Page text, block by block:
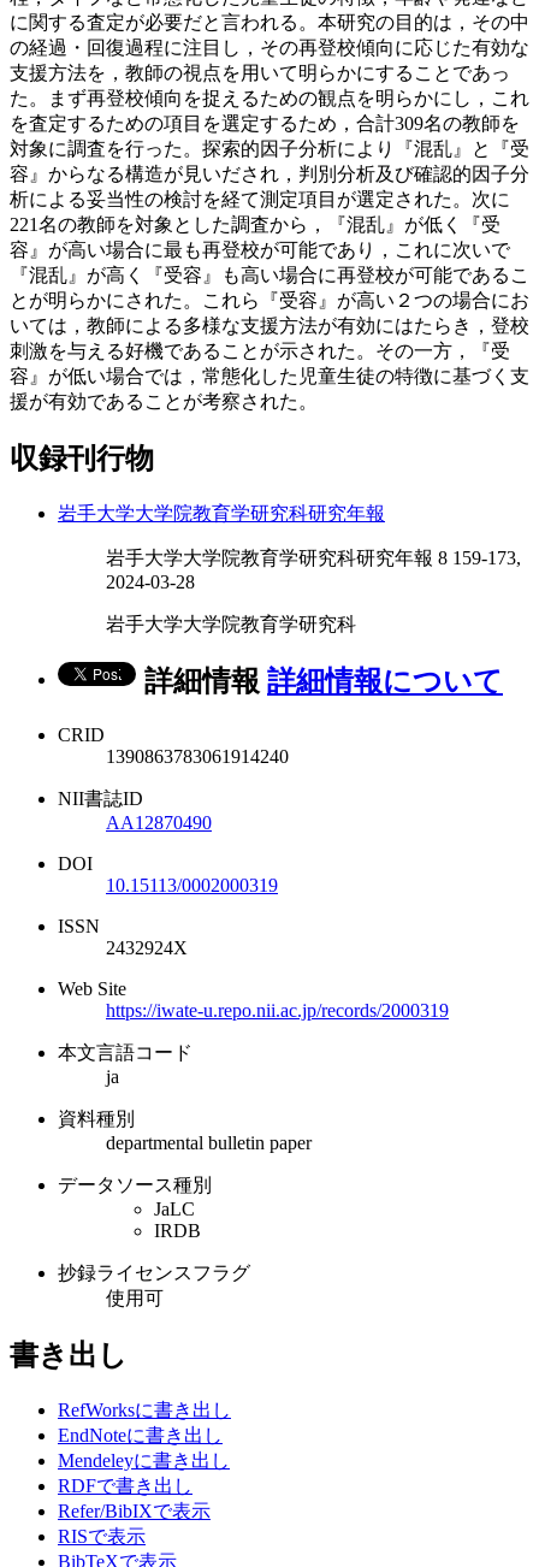
に関する査定が必要だと言われる。本研究の目的は，その中
の経過・回復過程に注目し，その再登校傾向に応じた有効な
支援方法を，教師の視点を用いて明らかにすることであっ
た。まず再登校傾向を捉えるための観点を明らかにし，これ
を査定するための項目を選定するため，合計309名の教師を
対象に調査を行った。探索的因子分析により『混乱』と『受
容』からなる構造が見いだされ，判別分析及び確認的因子分
析による妥当性の検討を経て測定項目が選定された。次に
221名の教師を対象とした調査から，『混乱』が低く『受
容』が高い場合に最も再登校が可能であり，これに次いで
『混乱』が高く『受容』も高い場合に再登校が可能であるこ
とが明らかにされた。これら『受容』が高い２つの場合にお
いては，教師による多様な支援方法が有効にはたらき，登校
刺激を与える好機であることが示された。その一方，『受
容』が低い場合では，常態化した児童生徒の特徴に基づく支
援が有効であることが考察された。
収録刊行物
岩手大学大学院教育学研究科研究年報
岩手大学大学院教育学研究科研究年報 8 159-173,
2024-03-28
岩手大学大学院教育学研究科
詳細情報 詳細情報について
CRID
1390863783061914240
NII書誌ID
AA12870490
DOI
10.15113/0002000319
ISSN
2432924X
Web Site
https://iwate-u.repo.nii.ac.jp/records/2000319
本文言語コード
ja
資料種別
departmental bulletin paper
データソース種別
JaLC
IRDB
抄録ライセンスフラグ
使用可
書き出し
RefWorksに書き出し
EndNoteに書き出し
Mendeleyに書き出し
RDFで書き出し
Refer/BibIXで表示
RISで表示
BibTeXで表示